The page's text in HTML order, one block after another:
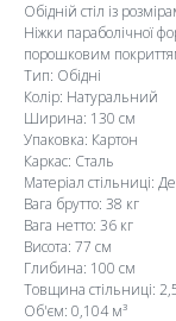
Обідній стіл із
Ніжки параболічної
порошковим
Тип: Обідні
Колір: Натуральний
Ширина: 130 см
Упаковка: Картон
Каркас: Сталь
Матеріал стільниці:
Вага брутто: 38 кг
Вага нетто: 36 кг
Висота: 77 см
Глибина: 100 см
Товщина стільниці:
Об'єм: 0,104 м³